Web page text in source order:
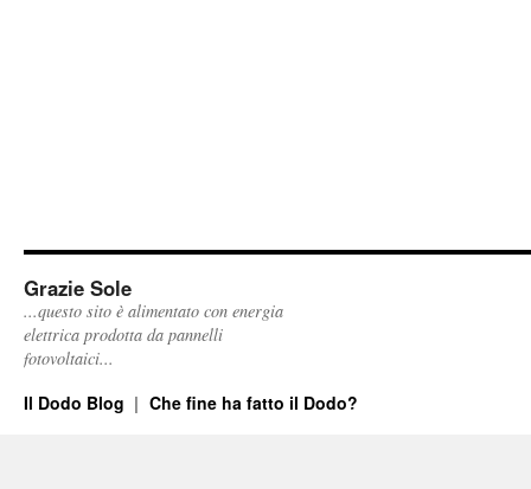
Grazie Sole
...questo sito è alimentato con energia
elettrica prodotta da pannelli
fotovoltaici...
Il Dodo Blog Che fine ha fatto il Dodo?